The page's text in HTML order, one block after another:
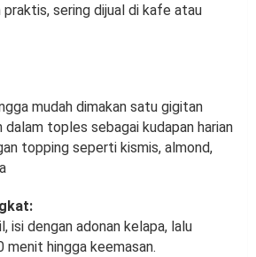
praktis, sering dijual di kafe atau
mudah dimakan satu gigitan
dalam toples sebagai kudapan harian
topping seperti kismis, almond,
isi dengan adonan kelapa, lalu
menit hingga keemasan.